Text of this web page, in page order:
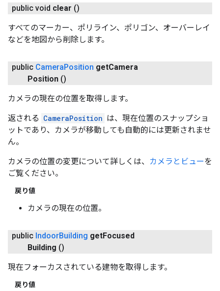
public void clear ()
すべてのマーカー、ポリライン、ポリゴン、オーバーレイ
などを地図から削除します。
public CameraPosition getCamera
Position ()
カメラの現在の位置を取得します。
返される CameraPosition は、現在位置のスナップショ
ットであり、カメラが移動しても自動的には更新されませ
ん。
カメラの位置の変更について詳しくは、 カメラとビューを
ご覧ください。
戻り値
カメラの現在の位置。
public IndoorBuilding getFocused
Building ()
現在フォーカスされている建物を取得します。
戻り値